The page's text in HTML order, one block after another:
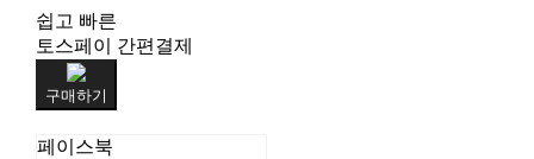
쉽고 빠른
토스페이 간편결제
구매하기
페이스북